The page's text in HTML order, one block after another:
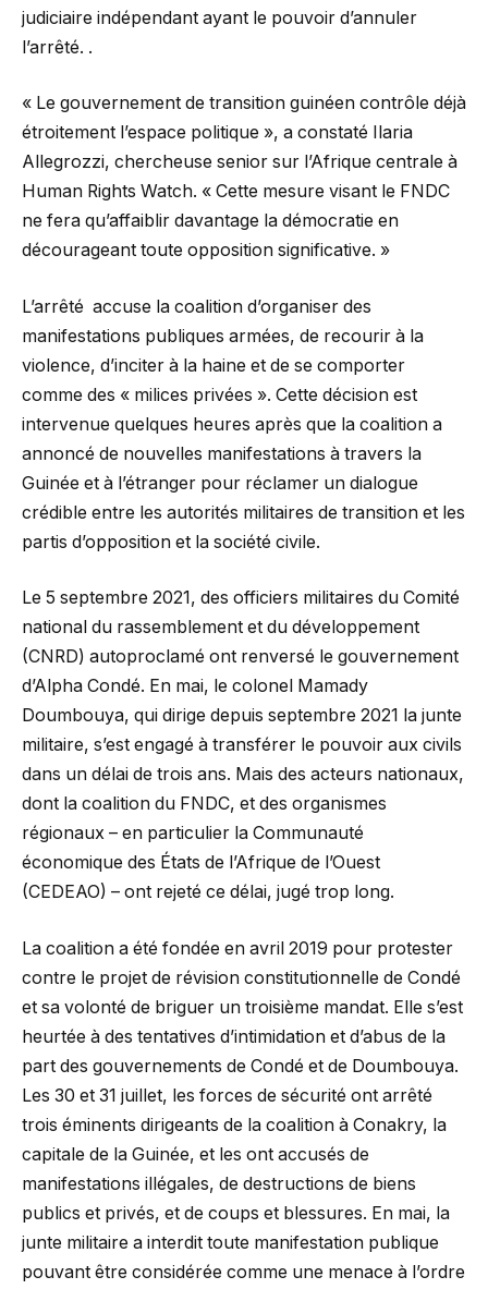
judiciaire indépendant ayant le pouvoir d’annuler
l’arrêté. .
« Le gouvernement de transition guinéen contrôle déjà
étroitement l’espace politique », a constaté Ilaria
Allegrozzi, chercheuse senior sur l’Afrique centrale à
Human Rights Watch. « Cette mesure visant le FNDC
ne fera qu’affaiblir davantage la démocratie en
décourageant toute opposition significative. »
L’arrêté accuse la coalition d’organiser des
manifestations publiques armées, de recourir à la
violence, d’inciter à la haine et de se comporter
comme des « milices privées ». Cette décision est
intervenue quelques heures après que la coalition a
annoncé de nouvelles manifestations à travers la
Guinée et à l’étranger pour réclamer un dialogue
crédible entre les autorités militaires de transition et les
partis d’opposition et la société civile.
Le 5 septembre 2021, des officiers militaires du Comité
national du rassemblement et du développement
(CNRD) autoproclamé ont renversé le gouvernement
d’Alpha Condé. En mai, le colonel Mamady
Doumbouya, qui dirige depuis septembre 2021 la junte
militaire, s’est engagé à transférer le pouvoir aux civils
dans un délai de trois ans. Mais des acteurs nationaux,
dont la coalition du FNDC, et des organismes
régionaux – en particulier la Communauté
économique des États de l’Afrique de l’Ouest
(CEDEAO) – ont rejeté ce délai, jugé trop long.
La coalition a été fondée en avril 2019 pour protester
contre le projet de révision constitutionnelle de Condé
et sa volonté de briguer un troisième mandat. Elle s’est
heurtée à des tentatives d’intimidation et d’abus de la
part des gouvernements de Condé et de Doumbouya.
Les 30 et 31 juillet, les forces de sécurité ont arrêté
trois éminents dirigeants de la coalition à Conakry, la
capitale de la Guinée, et les ont accusés de
manifestations illégales, de destructions de biens
publics et privés, et de coups et blessures. En mai, la
junte militaire a interdit toute manifestation publique
pouvant être considérée comme une menace à l’ordre